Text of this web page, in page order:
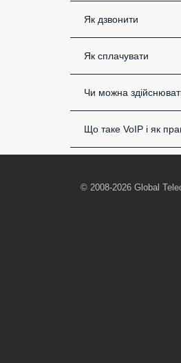
Як дзвонити
Як сплачувати
Чи можна
Що таке VoIP і як
© 2008-2026 Global